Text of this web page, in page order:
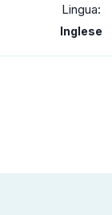
Lingua:
Inglese